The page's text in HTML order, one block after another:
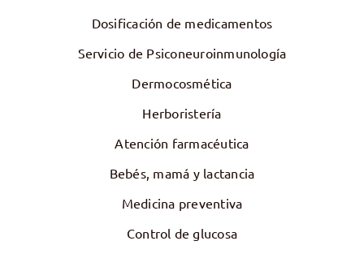
Dosificación de medicamentos
Servicio de Psiconeuroinmunología
Dermocosmética
Herboristería
Atención farmacéutica
Bebés, mamá y lactancia
Medicina preventiva
Control de glucosa